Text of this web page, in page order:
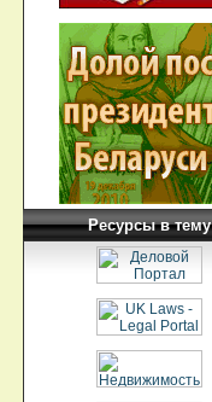
Ресурсы в тему